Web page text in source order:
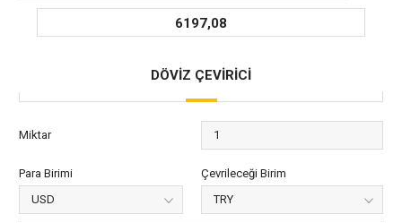
6197,08
DÖVİZ ÇEVİRİCİ
Miktar
Para Birimi Çevrileceği Birim